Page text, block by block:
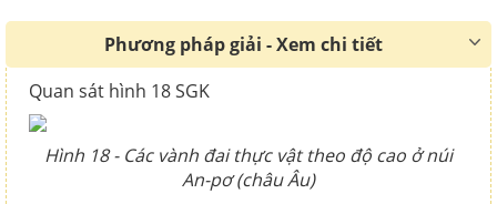
Phương pháp giải - Xem chi tiết
Quan sát hình 18 SGK
Hình 18 - Các vành đai thực vật theo độ cao ở núi
An-pơ (châu Âu)